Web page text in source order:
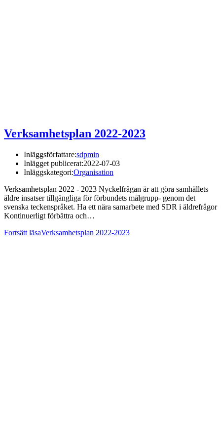
Verksamhetsplan 2022-2023
Inläggsförfattare:sdpmin
Inlägget publicerat:2022-07-03
Inläggskategori:Organisation
Verksamhetsplan 2022 - 2023 Nyckelfrågan är att göra samhällets
äldre insatser tillgängliga för förbundets målgrupp- genom det
svenska teckenspråket. Ha ett nära samarbete med SDR i äldrefrågor
Kontinuerligt förbättra och…
Fortsätt läsaVerksamhetsplan 2022-2023